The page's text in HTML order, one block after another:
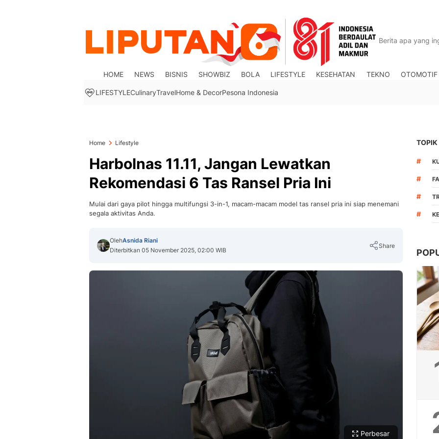
HOME NEWS BISNIS SHOWBIZ BOLA LIFESTYLE KESEHATAN TEKNO OTOMOTIF
LIFESTYLECulinaryTravelHome & DecorPesona Indonesia
Home Lifestyle
Harbolnas 11.11, Jangan Lewatkan
Rekomendasi 6 Tas Ransel Pria Ini
Mulai dari gaya pilot hingga multifungsi 3-in-1, macam-macam model tas ransel pria ini siap menemani
segala aktivitas Anda.
OlehAsnida Riani
Diterbitkan 05 November 2025, 02:00 WIB
Share
Perbesar
TOPIK
#
#
#
#